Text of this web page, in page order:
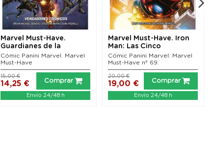
Marvel Must-Have.
Guardianes de la
Galaxia: Vengadores...
Cómic Panini Marvel. Marvel
Must-Have
14,25 €
15,00 €
Comprar
Envío 24/48 h
Marvel Must-Have. Iron
Man: Las Cinco
Pesadillas
Cómic Panini Marvel. Marvel
Must-Have nº 69.
19,00 €
20,00 €
Comprar
Envío 24/48 h